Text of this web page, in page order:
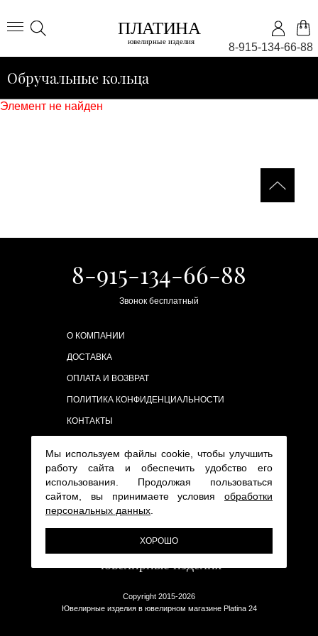
8-915-134-66-88
Обручальные кольца
Элемент не найден
8-915-134-66-88
Звонок бесплатный
О КОМПАНИИ
ДОСТАВКА
ОПЛАТА И ВОЗВРАТ
ПОЛИТИКА КОНФИДЕНЦИАЛЬНОСТИ
КОНТАКТЫ
Copyright 2015-2026
Ювелирные изделия в ювелирном магазине Platina 24
Мы используем файлы cookie, чтобы улучшить
работу сайта и обеспечить удобство его
использования. Продолжая пользоваться
сайтом, вы принимаете условия обработки
персональных данных
ХОРОШО